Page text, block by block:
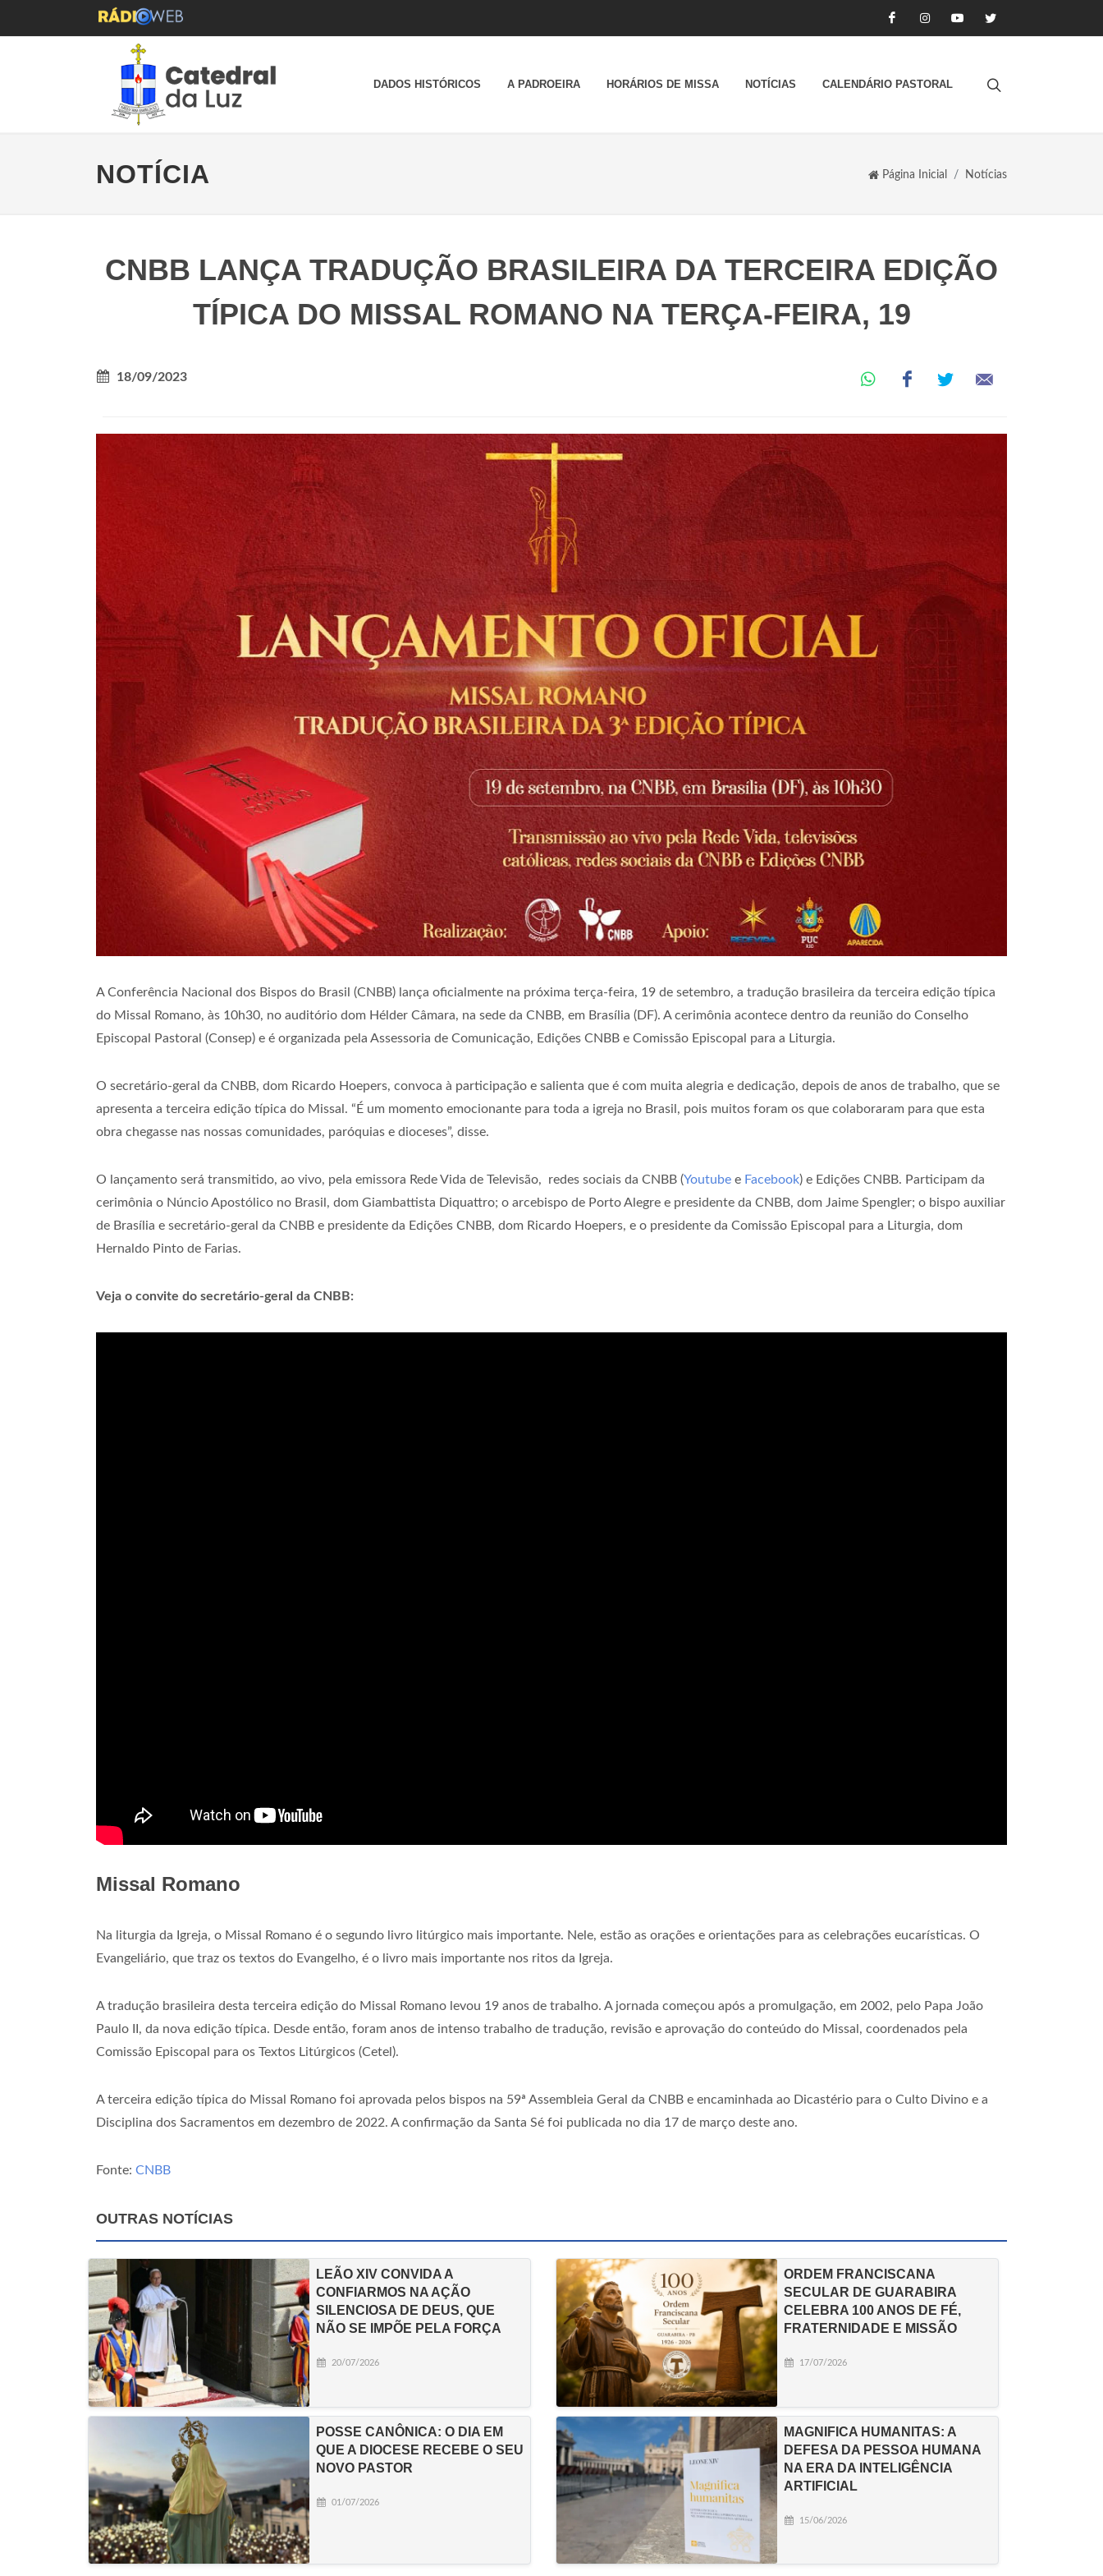
DADOS HISTÓRICOS A PADROEIRA HORÁRIOS DE MISSA NOTÍCIAS CALENDÁRIO PASTORAL
NOTÍCIA Página Inicial Notícias
CNBB LANÇA TRADUÇÃO BRASILEIRA DA TERCEIRA EDIÇÃO
TÍPICA DO MISSAL ROMANO NA TERÇA-FEIRA, 19
18/09/2023
A Conferência Nacional dos Bispos do Brasil (CNBB) lança oficialmente na próxima terça-feira, 19 de setembro, a tradução brasileira da terceira edição típica
do Missal Romano, às 10h30, no auditório dom Hélder Câmara, na sede da CNBB, em Brasília (DF). A cerimônia acontece dentro da reunião do Conselho
Episcopal Pastoral (Consep) e é organizada pela Assessoria de Comunicação, Edições CNBB e Comissão Episcopal para a Liturgia.
O secretário-geral da CNBB, dom Ricardo Hoepers, convoca à participação e salienta que é com muita alegria e dedicação, depois de anos de trabalho, que se
apresenta a terceira edição típica do Missal. “É um momento emocionante para toda a igreja no Brasil, pois muitos foram os que colaboraram para que esta
obra chegasse nas nossas comunidades, paróquias e dioceses”, disse.
O lançamento será transmitido, ao vivo, pela emissora Rede Vida de Televisão, redes sociais da CNBB (Youtube e Facebook) e Edições CNBB. Participam da
cerimônia o Núncio Apostólico no Brasil, dom Giambattista Diquattro; o arcebispo de Porto Alegre e presidente da CNBB, dom Jaime Spengler; o bispo auxiliar
de Brasília e secretário-geral da CNBB e presidente da Edições CNBB, dom Ricardo Hoepers, e o presidente da Comissão Episcopal para a Liturgia, dom
Hernaldo Pinto de Farias.
Veja o convite do secretário-geral da CNBB:
Missal Romano
Na liturgia da Igreja, o Missal Romano é o segundo livro litúrgico mais importante. Nele, estão as orações e orientações para as celebrações eucarísticas. O
Evangeliário, que traz os textos do Evangelho, é o livro mais importante nos ritos da Igreja.
A tradução brasileira desta terceira edição do Missal Romano levou 19 anos de trabalho. A jornada começou após a promulgação, em 2002, pelo Papa João
Paulo II, da nova edição típica. Desde então, foram anos de intenso trabalho de tradução, revisão e aprovação do conteúdo do Missal, coordenados pela
Comissão Episcopal para os Textos Litúrgicos (Cetel).
A terceira edição típica do Missal Romano foi aprovada pelos bispos na 59ª Assembleia Geral da CNBB e encaminhada ao Dicastério para o Culto Divino e a
Disciplina dos Sacramentos em dezembro de 2022. A confirmação da Santa Sé foi publicada no dia 17 de março deste ano.
Fonte: CNBB
OUTRAS NOTÍCIAS
LEÃO XIV CONVIDA A
CONFIARMOS NA AÇÃO
SILENCIOSA DE DEUS, QUE
NÃO SE IMPÕE PELA FORÇA
20/07/2026
ORDEM FRANCISCANA
SECULAR DE GUARABIRA
CELEBRA 100 ANOS DE FÉ,
FRATERNIDADE E MISSÃO
17/07/2026
POSSE CANÔNICA: O DIA EM
QUE A DIOCESE RECEBE O SEU
NOVO PASTOR
01/07/2026
MAGNIFICA HUMANITAS: A
DEFESA DA PESSOA HUMANA
NA ERA DA INTELIGÊNCIA
ARTIFICIAL
15/06/2026